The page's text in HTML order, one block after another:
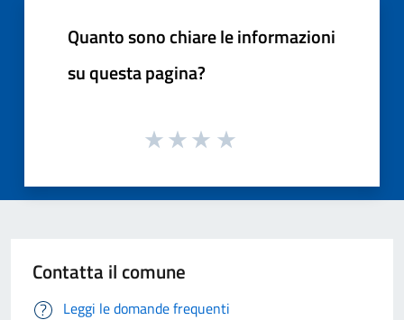
Quanto sono chiare le informazioni
su questa pagina?
Contatta il comune
Leggi le domande frequenti